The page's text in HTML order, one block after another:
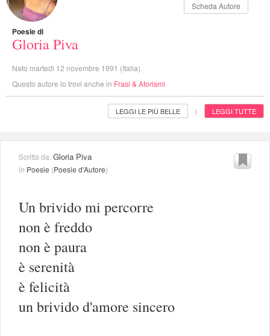
Scheda Autore
Poesie di
Gloria Piva
Nato martedì 12 novembre 1991 (Italia)
Questo autore lo trovi anche in Frasi & Aforismi
LEGGI LE PIÙ BELLE | LEGGI TUTTE
Scritta da:Gloria Piva
in Poesie (Poesie d'Autore)
Un brivido mi percorre
non è freddo
non è paura
è serenità
è felicità
un brivido d'amore sincero